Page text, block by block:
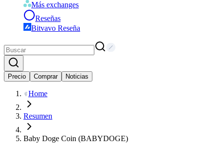
Más exchanges
Reseñas
Bitvavo Reseña
Precio Comprar Noticias
Home
Resumen
Baby Doge Coin (BABYDOGE)